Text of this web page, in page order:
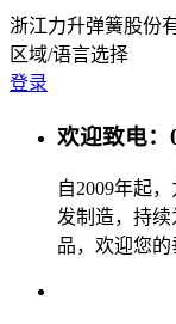
浙江力升弹簧股份
区域/语言选择
登录
欢迎致电：
自2009年起
发制造，持
品，欢迎您的